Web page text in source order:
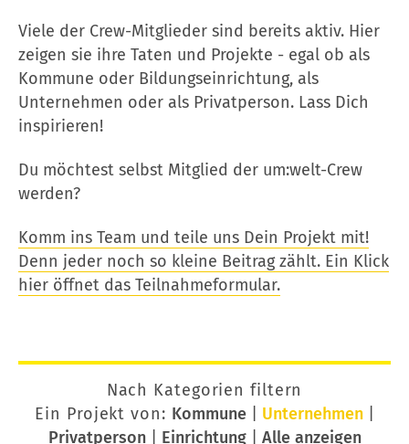
Viele der Crew-Mitglieder sind bereits aktiv. Hier
zeigen sie ihre Taten und Projekte - egal ob als
Kommune oder Bildungseinrichtung, als
Unternehmen oder als Privatperson. Lass Dich
inspirieren!
Du möchtest selbst Mitglied der um:welt-Crew
werden?
Komm ins Team und teile uns Dein Projekt mit!
Denn jeder noch so kleine Beitrag zählt. Ein Klick
hier öffnet das Teilnahmeformular.
Nach Kategorien filtern
Ein Projekt von: Kommune| Unternehmen|
Privatperson| Einrichtung| Alle anzeigen